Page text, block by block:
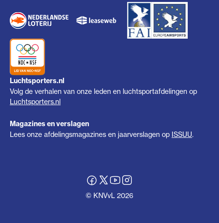
Luchtsporters.nl
Volg de verhalen van onze leden en luchtsportafdelingen op
Luchtsporters.nl
Magazines en verslagen
Lees onze afdelingsmagazines en jaarverslagen op ISSUU.
© KNVvL 2026